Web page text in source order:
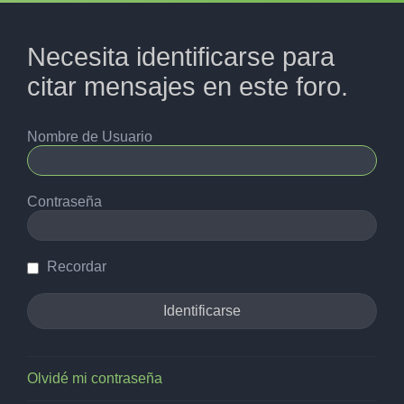
Necesita identificarse para
citar mensajes en este foro.
Nombre de Usuario
Contraseña
Recordar
Olvidé mi contraseña